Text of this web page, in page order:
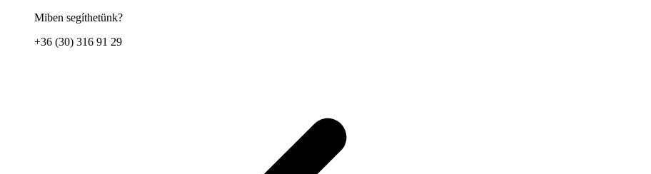
Miben segíthetünk?
+36 (30) 316 91 29